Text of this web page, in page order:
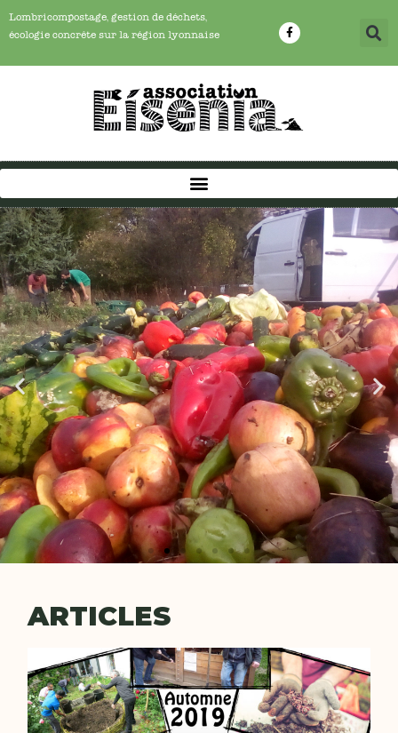
Lombricompostage, gestion de déchets,
écologie concrête sur la région lyonnaise
ARTICLES